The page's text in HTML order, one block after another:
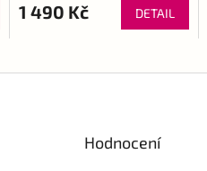
1 490 Kč DETAIL
Hodnocení